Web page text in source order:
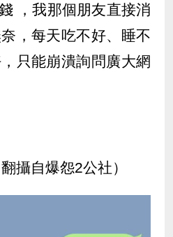
，我那個朋友直接消
，每天吃不好、睡不
只能崩潰詢問廣大網
攝自爆怨2公社）